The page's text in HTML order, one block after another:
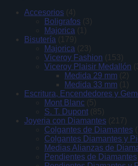
Accesorios (4)
Boligrafos (3)
Majorica (1)
Bisutería (179)
Majorica (23)
Viceroy Fashion (153)
Viceroy Plaisir Medallón
Medida 29 mm (2)
Medida 33 mm (1)
Escritura, Encendedores y
Mont Blanc (5)
S. T. Dupont (85)
Joyeria con Diamantes (217)
Colgantes de Diamantes
Colgantes Diamantes y
Medias Alianzas de
Pendientes de Diamantes